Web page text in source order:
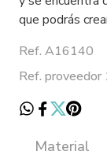
que podrás
Ref. A16140
Ref.
Material